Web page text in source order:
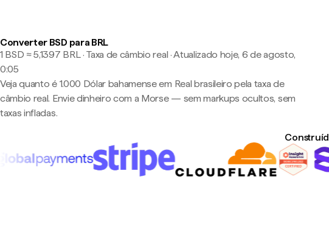
Converter BSD para BRL
1 BSD ≈ 5,1397 BRL · Taxa de câmbio real ·Atualizado hoje, 6 de agosto,
0:05
Veja quanto é 1.000 Dólar bahamense em Real brasileiro pela taxa de
câmbio real. Envie dinheiro com a Morse — sem markups ocultos, sem
taxas infladas.